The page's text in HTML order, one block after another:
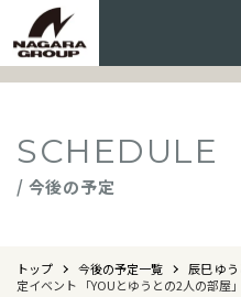
SCHEDULE
/ 今後の予定
トップ 今後の予定一覧 辰巳 ゆう
定イベント 「YOUとゆうとの2人の部屋